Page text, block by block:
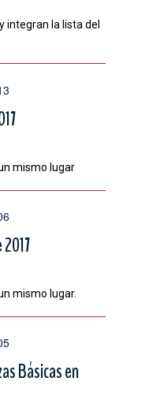
integran la lista del
mismo lugar
mismo lugar.
Básicas en